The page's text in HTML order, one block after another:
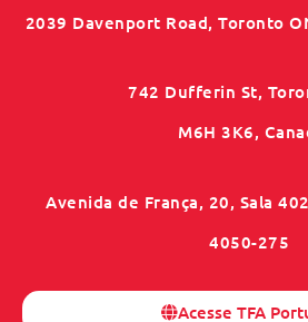
2039 Davenport Road, Toronto
742 Dufferin St,
M6H 3K6,
Avenida de França, 20, Sala
4050-275
Acesse TFA